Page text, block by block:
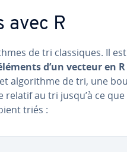
avec R
de tri clas­siques. Il
d’un vecteur en
al­go­rithme de tri, une
au tri jusqu’à ce que
triés :